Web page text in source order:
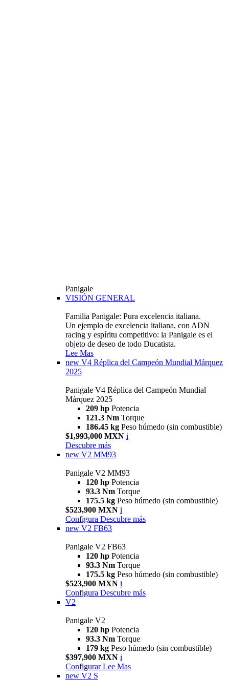
Panigale
VISIÓN GENERAL
Familia Panigale: Pura excelencia italiana.
Un ejemplo de excelencia italiana, con ADN
racing y espíritu competitivo: la Panigale es el
objeto de deseo de todo Ducatista.
Lee Mas
new V4 Réplica del Campeón Mundial Márquez
2025
Panigale V4 Réplica del Campeón Mundial
Márquez 2025
209 hp Potencia
121.3 Nm Torque
186.45 kg Peso húmedo (sin combustible)
$1,993,000 MXN i
Descubre más
new V2 MM93
Panigale V2 MM93
120 hp Potencia
93.3 Nm Torque
175.5 kg Peso húmedo (sin combustible)
$523,900 MXN i
Configura Descubre más
new V2 FB63
Panigale V2 FB63
120 hp Potencia
93.3 Nm Torque
175.5 kg Peso húmedo (sin combustible)
$523,900 MXN i
Configura Descubre más
V2
Panigale V2
120 hp Potencia
93.3 Nm Torque
179 kg Peso húmedo (sin combustible)
$397,900 MXN i
Configurar Lee Mas
new V2 S